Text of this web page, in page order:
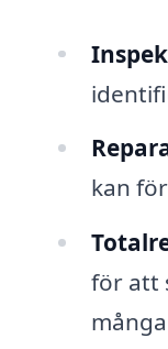
kan
för att